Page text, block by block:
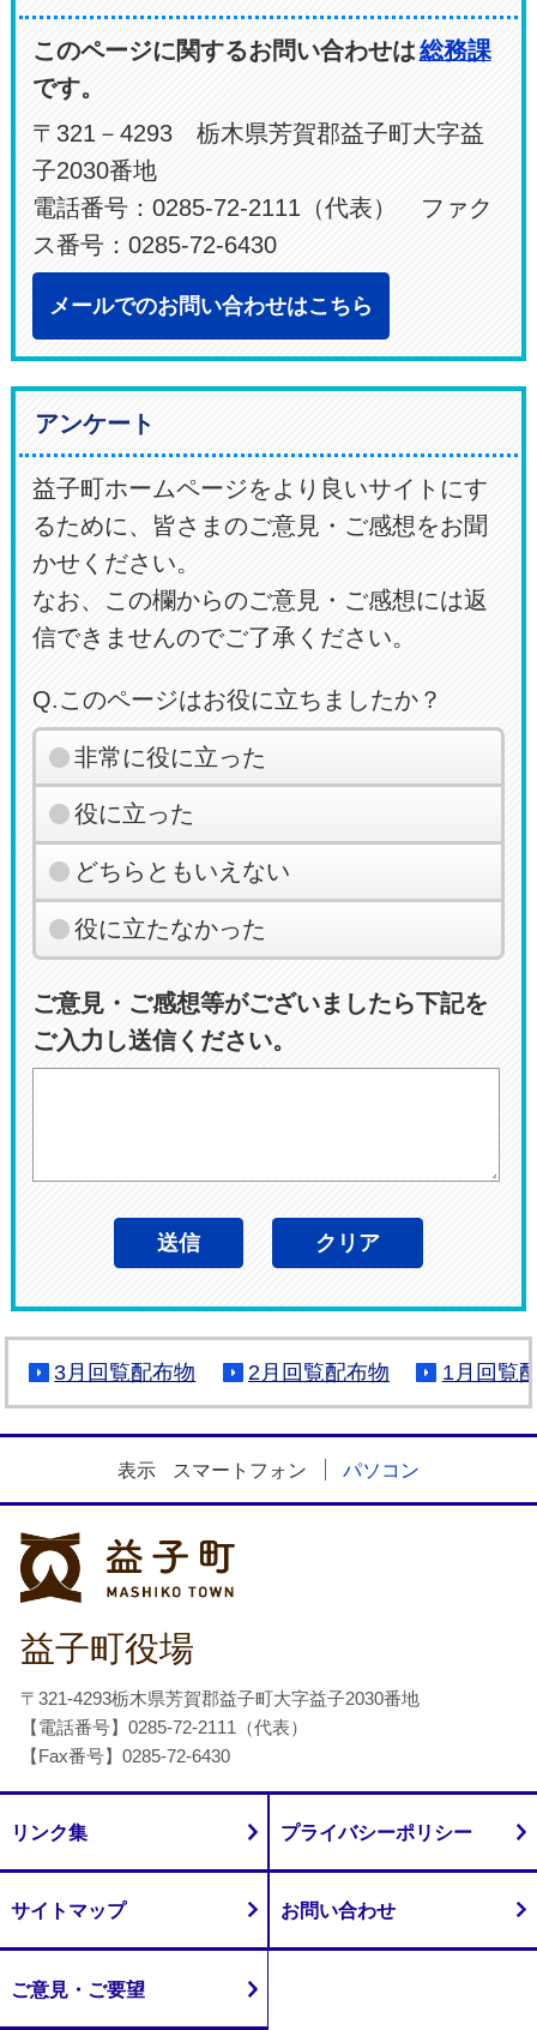
このページに関するお問い合わせは総務課
です。
〒321－4293 栃木県芳賀郡益子町大字益
子2030番地
電話番号：0285-72-2111（代表） ファク
ス番号：0285-72-6430
メールでのお問い合わせはこちら
アンケート
益子町ホームページをより良いサイトにす
るために、皆さまのご意見・ご感想をお聞
かせください。
なお、この欄からのご意見・ご感想には返
信できませんのでご了承ください。
Q.このページはお役に立ちましたか？
非常に役に立った
役に立った
どちらともいえない
役に立たなかった
ご意見・ご感想等がございましたら下記を
ご入力し送信ください。
3月回覧配布物 2月回覧配布物 1月回覧
表示 スマートフォン パソコン
益子町役場
〒321-4293栃木県芳賀郡益子町大字益子2030番地
【電話番号】0285-72-2111（代表）
【Fax番号】0285-72-6430
リンク集 プライバシーポリシー
サイトマップ お問い合わせ
ご意見・ご要望